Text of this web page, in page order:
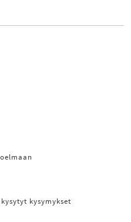
kysymykset